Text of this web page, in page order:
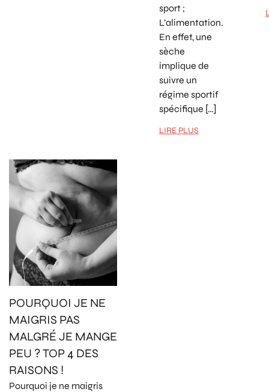
sport ;
L’alimentation.
En effet, une
sèche
implique de
suivre un
régime sportif
spécifique […]
LIRE PLUS
POURQUOI JE NE
MAIGRIS PAS
MALGRÉ JE MANGE
PEU ? TOP 4 DES
RAISONS !
Pourquoi je ne maigris